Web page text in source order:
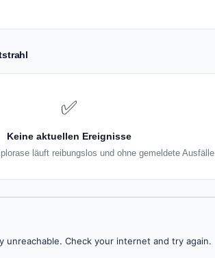
✅
Keine aktuellen Ereignisse
läuft reibungslos und ohne gemeldete Ausfälle.
Check your internet and try again.